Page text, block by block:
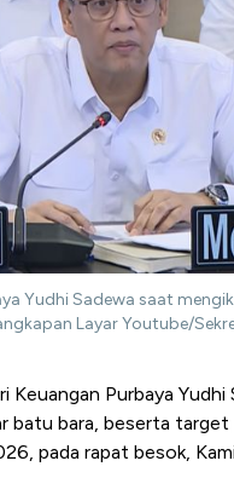
Yudhi Sadewa saat
Layar Youtube/
Keuangan Purbaya
batu bara, beserta
pada rapat besok,